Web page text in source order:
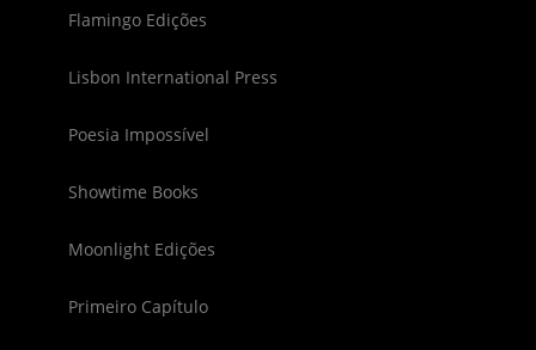
Flamingo Edições
Lisbon International Press
Poesia Impossível
Showtime Books
Moonlight Edições
Primeiro Capítulo